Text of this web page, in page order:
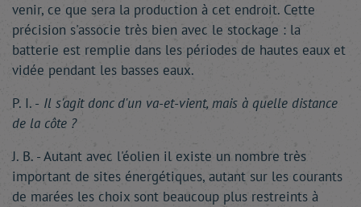
venir, ce que sera la production à cet endroit. Cette
précision s'associe très bien avec le stockage : la
batterie est remplie dans les périodes de hautes eaux et
vidée pendant les basses eaux.
P. I. - Il s'agit donc d'un va-et-vient, mais à quelle distance
de la côte ?
J. B. - Autant avec l'éolien il existe un nombre très
important de sites énergétiques, autant sur les courants
de marées les choix sont beaucoup plus restreints à